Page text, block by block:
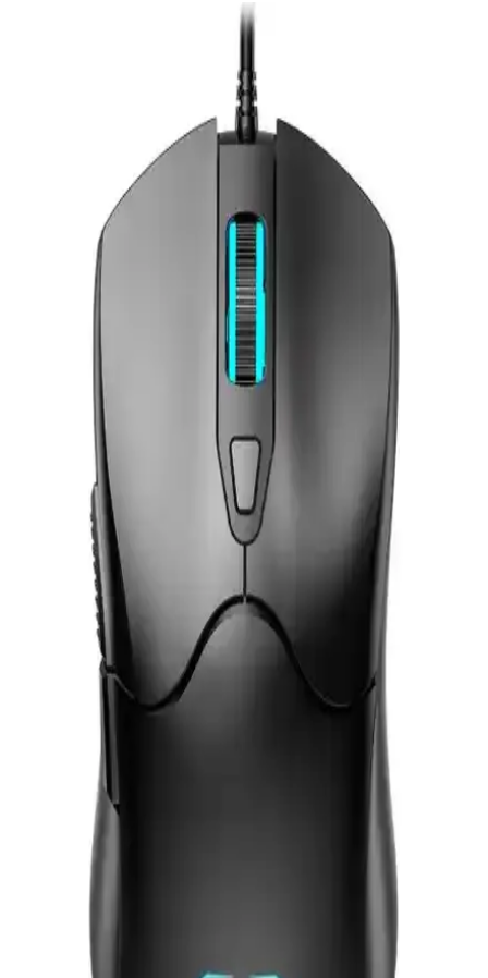
Razer Basilisk V3 Pro: Yüksek Performanslı
Razer Basilisk V3 Pro, 16.000 DPI hassasiyet, kablosuz bağlantı ve
ergonomik tasarımıyla profesyonel ve tutkulu oyuncular için ideal
yüksek performanslı kablosuz mouse.
Aula F815 12800DPI Rainbow 7 Tuşlu Makro
Optik Gaming Oyuncu Mouse Özellikleri ve
Performansı
Aula F815, 12800 DPI hassasiyet, 7 tuş, RGB ışıklandırma ve
ergonomik tasarımıyla üstün performans ve estetik sunar,
profesyonel ve amatör oyunculara uygun özellikler taşır.
Kingston HyperX Pulsefire Surge: Yüksek
Performans ve Estetik Sunan Oyuncu Mouse'u
HyperX Pulsefire Surge, yüksek DPI, RGB efektleri ve ergonomik
tasarımıyla profesyonel ve hobi oyuncularına üstün performans
sağlar. Dayanıklı ve kişiselleştirilebilir özellikleriyle öne çıkar.
Endgame Gear XM1R Beyaz Oyuncu Mouse
Özellikleri ve Performans Analizi
Endgame Gear XM1R Beyaz, 19.000 DPI sensör, dayanıklı tasarım
ve özelleştirilebilir özellikleriyle öne çıkan yüksek performanslı
oyuncu faresidir.
Gametech Prime Makro Tuşlu ve Havit Gamenote
MS966WB Karşılaştırması
İki farklı oyun mouse'unun özellikleri ve kullanıcı deneyimleri
detaylıca incelenerek en uygun seçeneği belirlemeye yardımcı olur.
Aula F812 7200 DPI RGB 7 Tuşlu Makro Optik
Gaming Mouse Özellikleri ve Performansı
Aula F812, 7200 DPI, RGB ayarları ve 7 makro tuşu ile yüksek
performans sunan ergonomik ve dayanıklı bir gaming mouse. Uzun
oyun seanslarında konfor ve hassasiyet sağlar.
Mouse İncelemesi ve Özellikleri